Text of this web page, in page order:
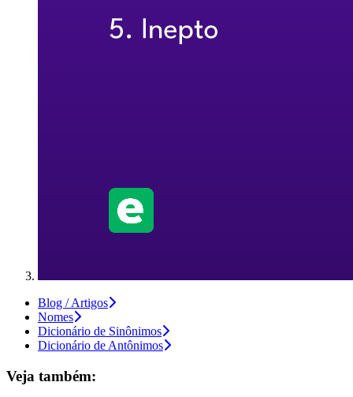
Blog / Artigos
Nomes
Dicionário de Sinônimos
Dicionário de Antônimos
Veja também: